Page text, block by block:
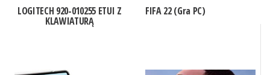
LOGITECH 920-010255 ETUI Z
KLAWIATURĄ
FIFA 22 (Gra PC)